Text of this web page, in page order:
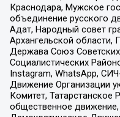
Краснодара, Мужское
объединение русского
Адат, Народный совет
Архангельской
Держава Союз
Социалистических
Instagram, WhatsApp,
Движение Организации
Комитет, Татарстанское
общественное